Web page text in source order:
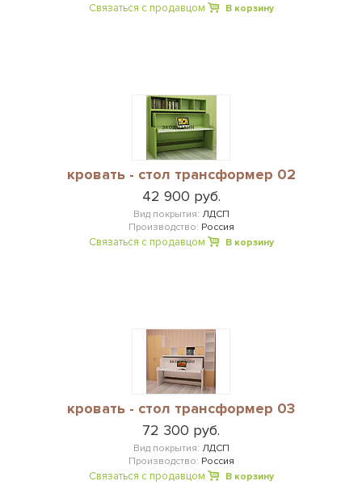
Связаться с продавцом В корзину
кровать - стол трансформер 02
42 900 руб.
Вид покрытия: ЛДСП
Производство: Россия
Связаться с продавцом В корзину
кровать - стол трансформер 03
72 300 руб.
Вид покрытия: ЛДСП
Производство: Россия
Связаться с продавцом В корзину